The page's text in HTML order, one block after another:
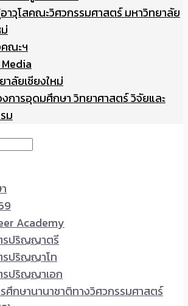
าวุโสคณะวิศวกรรมศาสตร์ มหาวิทยาลัย
ณะฯ
าลัยเชียงใหม่
งการอุดมศึกษา วิทยาศาสตร์ วิจัยและ
ม
Academy
รปริญญาตรี
ปริญญาโท
ปริญญาเอก
ศึกษานานาชาติทางวิศวกรรมศาสตร์